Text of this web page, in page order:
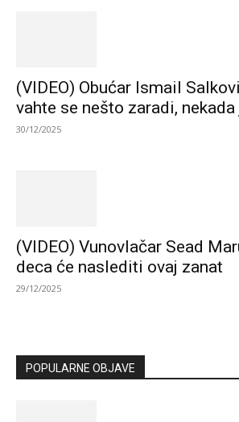
(VIDEO) Obućar Ismail
vahte se nešto zaradi, nekada
30/12/2025
(VIDEO) Vunovlačar Sead
deca će naslediti ovaj zanat
29/12/2025
POPULARNE OBJAVE